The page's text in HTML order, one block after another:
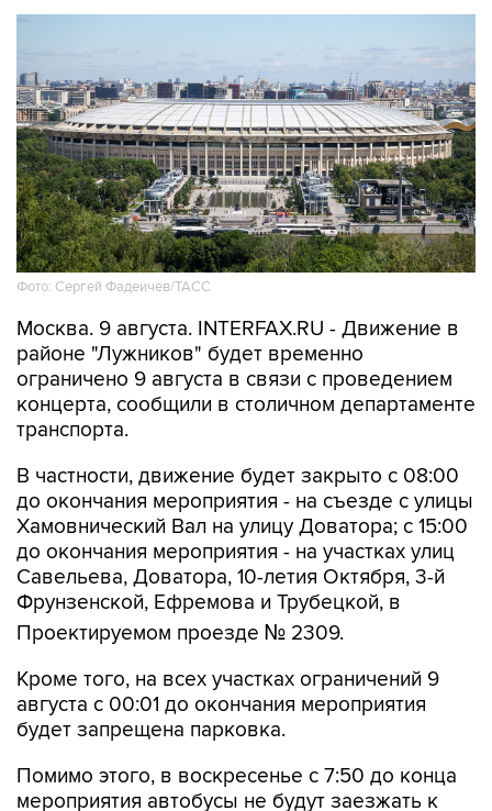
Фото: Сергей Фадеичев/ТАСС
Москва. 9 августа. INTERFAX.RU - Движение в
районе "Лужников" будет временно
ограничено 9 августа в связи с проведением
концерта, сообщили в столичном департаменте
транспорта.
В частности, движение будет закрыто с 08:00
до окончания мероприятия - на съезде с улицы
Хамовнический Вал на улицу Доватора; с 15:00
до окончания мероприятия - на участках улиц
Савельева, Доватора, 10-летия Октября, 3-й
Фрунзенской, Ефремова и Трубецкой, в
Проектируемом проезде № 2309.
Кроме того, на всех участках ограничений 9
августа с 00:01 до окончания мероприятия
будет запрещена парковка.
Помимо этого, в воскресенье с 7:50 до конца
мероприятия автобусы не будут заезжать к